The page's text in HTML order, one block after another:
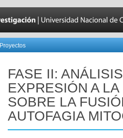
Proyectos
FASE II:
EXPRESIÓN A
SOBRE LA
AUTOFAGIA